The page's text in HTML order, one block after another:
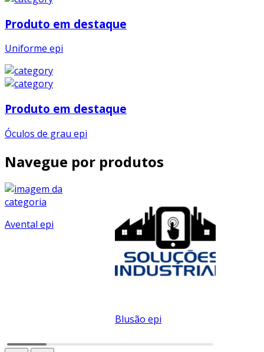
Produto em destaque
Uniforme epi
Produto em destaque
Óculos de grau epi
Navegue por produtos
Avental epi
Blusão epi